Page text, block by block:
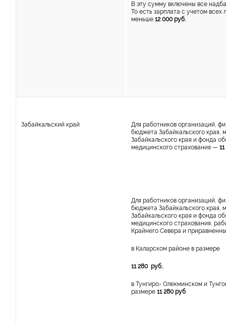
В эту сумму включены все
То есть зарплата с учетом всех
меньше12 000 руб.
Забайкальский край
Для работников организаций,
бюджета Забайкальского края,
Забайкальского края и фонда
медицинского страхования —
Для работников организаций,
бюджета Забайкальского края,
Забайкальского края и фонда
медицинского страхования,
Крайнего Севера и
в Каларском районе в размере
11 280 руб.;
в Тунгиро- Олекминском и
размере 11 280 руб